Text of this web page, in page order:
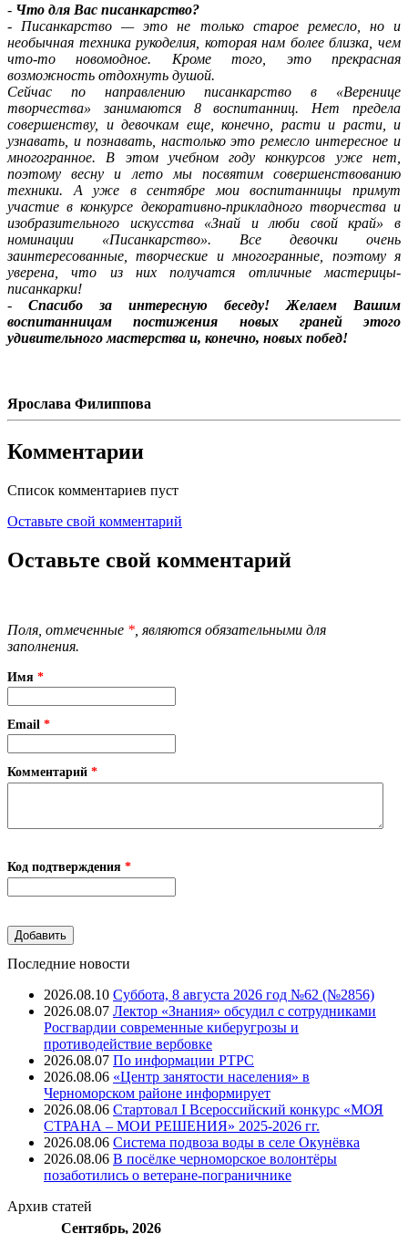
- Что для Вас писанкарство?
- Писанкарство — это не только старое ремесло, но и
необычная техника рукоделия, которая нам более близка, чем
что-то новомодное. Кроме того, это прекрасная
возможность отдохнуть душой.
Сейчас по направлению писанкарство в «Веренице
творчества» занимаются 8 воспитанниц. Нет предела
совершенству, и девочкам еще, конечно, расти и расти, и
узнавать, и познавать, настолько это ремесло интересное и
многогранное. В этом учебном году конкурсов уже нет,
поэтому весну и лето мы посвятим совершенствованию
техники. А уже в сентябре мои воспитанницы примут
участие в конкурсе декоративно-прикладного творчества и
изобразительного искусства «Знай и люби свой край» в
номинации «Писанкарство». Все девочки очень
заинтересованные, творческие и многогранные, поэтому я
уверена, что из них получатся отличные мастерицы-
писанкарки!
- Спасибо за интересную беседу! Желаем Вашим
воспитанницам постижения новых граней этого
удивительного мастерства и, конечно, новых побед!
Ярослава Филиппова
Комментарии
Список комментариев пуст
Оставьте свой комментарий
Оставьте свой комментарий
Поля, отмеченные * , являются обязательными для
заполнения.
Имя *
Email *
Комментарий *
Код подтверждения *
Последние новости
2026.08.10 Суббота, 8 августа 2026 год №62 (№2856)
2026.08.07 Лектор «Знания» обсудил с сотрудниками
Росгвардии современные киберугрозы и
противодействие вербовке
2026.08.07 ⁠По информации РТРС
2026.08.06 «Центр занятости населения» в
Черноморском районе информирует
2026.08.06 Стартовал I Всероссийский конкурс «МОЯ
СТРАНА – МОИ РЕШЕНИЯ» 2025-2026 гг.
2026.08.06 Система подвоза воды в селе Окунёвка
2026.08.06 В посёлке черноморское волонтёры
позаботились о ветеране-пограничнике
Архив статей
Сентябрь, 2026